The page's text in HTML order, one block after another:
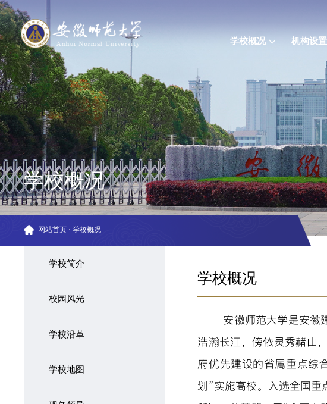
学校概况 机构设置
学校概况
网站首页 · 学校概况
学校简介
校园风光
学校沿革
学校地图
学校概况
安徽师范大学是安徽
浩瀚长江，傍依灵秀赭山
府优先建设的省属重点综
划”实施高校。入选全国